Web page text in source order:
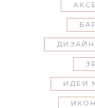
ИДЕИ